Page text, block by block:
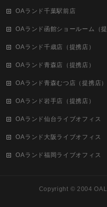
OAランド千葉駅前店
OAランド函館ショールーム（提
OAランド千歳店（提携店）
OAランド青森店（提携店）
OAランド青森むつ店（提携店）
OAランド岩手店（提携店）
OAランド仙台ライブオフィス
OAランド大阪ライブオフィス
OAランド福岡ライブオフィス
Copyright © 2004